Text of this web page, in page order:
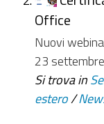
Office
Nuovi
23
Si trova in
estero /